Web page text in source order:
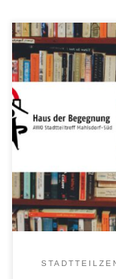
Am 25. März, fand
geförderten
ein Besuch der
fanden viele
„Salma die
Erwachsenen